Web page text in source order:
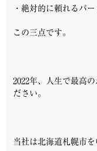
・絶対的に頼れるパ
この三点です。
2022年、人生で最高
ださい。
当社は北海道札幌市